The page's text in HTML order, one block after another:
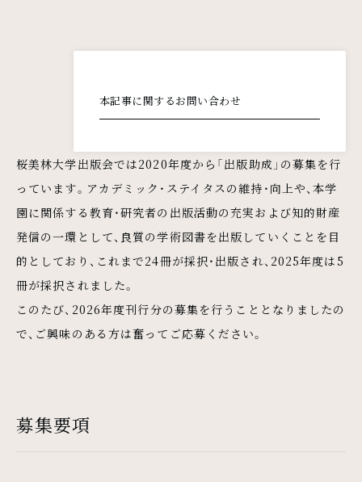
本記事に関するお問い合わせ
桜美林大学出版会では2020年度から「出版助成」の募集を行
っています。アカデミック・ステイタスの維持・向上や、本学
園に関係する教育・研究者の出版活動の充実および知的財産
発信の一環として、良質の学術図書を出版していくことを目
的としており、これまで24冊が採択・出版され、2025年度は5
冊が採択されました。
このたび、2026年度刊行分の募集を行うこととなりましたの
で、ご興味のある方は奮ってご応募ください。
募集要項